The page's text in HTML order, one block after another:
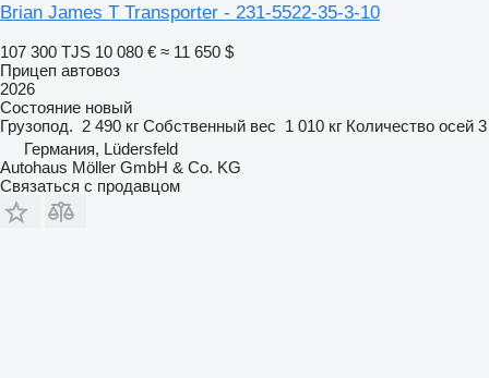
Brian James T Transporter - 231-5522-35-3-10
107 300 TJS 10 080 € ≈ 11 650 $
Прицеп автовоз
2026
Состояние новый
Грузопод. 2 490 кг Собственный вес 1 010 кг Количество осей 3
Германия, Lüdersfeld
Autohaus Möller GmbH & Co. KG
Связаться с продавцом